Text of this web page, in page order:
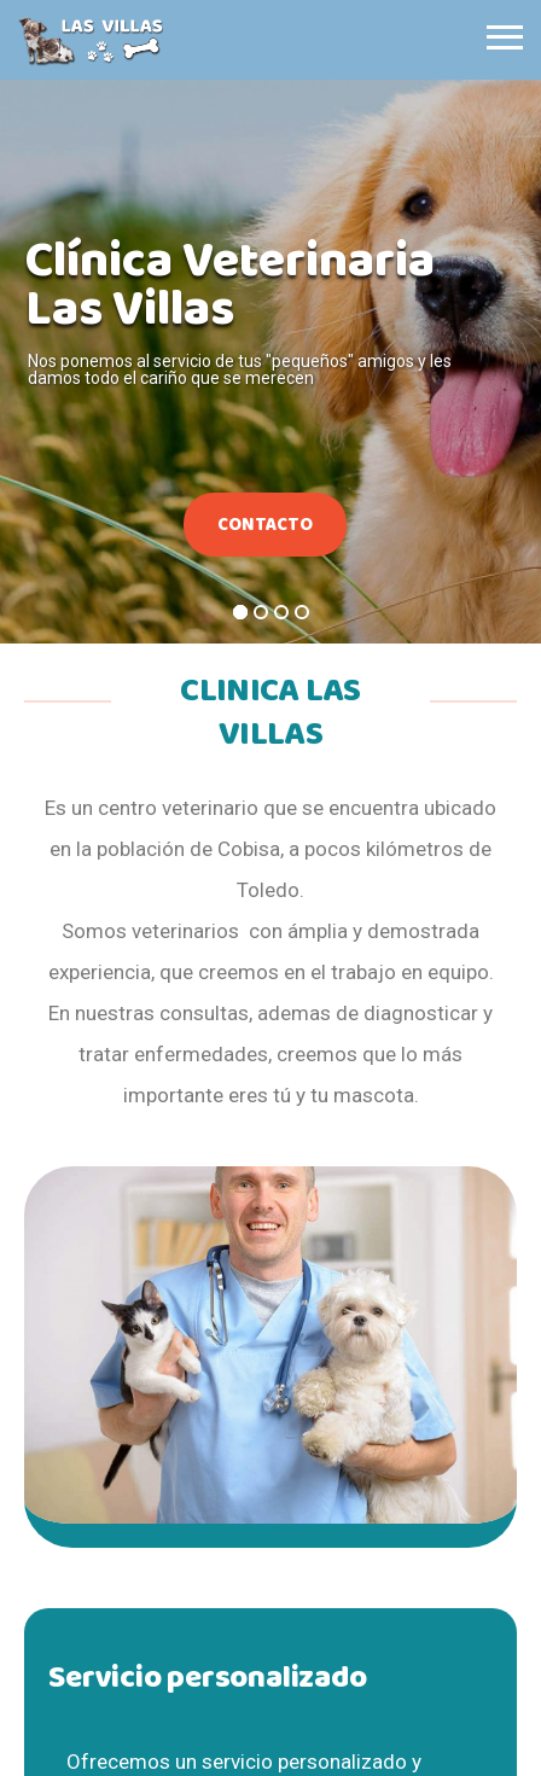
Clínica Veterinaria
Las Villas
Nos ponemos al servicio de tus "pequeños" amigos y les
damos todo el cariño que se merecen
CONTACTO
CLINICA LAS
VILLAS
Es un centro veterinario que se encuentra ubicado
en la población de Cobisa, a pocos kilómetros de
Toledo.
Somos veterinarios con ámplia y demostrada
experiencia, que creemos en el trabajo en equipo.
En nuestras consultas, ademas de diagnosticar y
tratar enfermedades, creemos que lo más
importante eres tú y tu mascota.
Servicio personalizado
Ofrecemos un servicio personalizado y